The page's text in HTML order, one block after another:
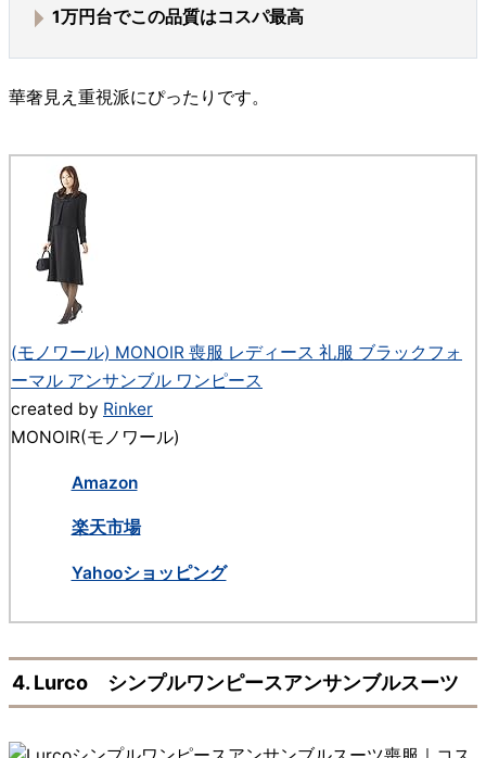
1万円台でこの品質はコスパ最高
華奢見え重視派にぴったりです。
(モノワール) MONOIR 喪服 レディース 礼服 ブラックフォ
ーマル アンサンブル ワンピース
created by Rinker
MONOIR(モノワール)
Amazon
楽天市場
Yahooショッピング
4. Lurco シンプルワンピースアンサンブルスーツ